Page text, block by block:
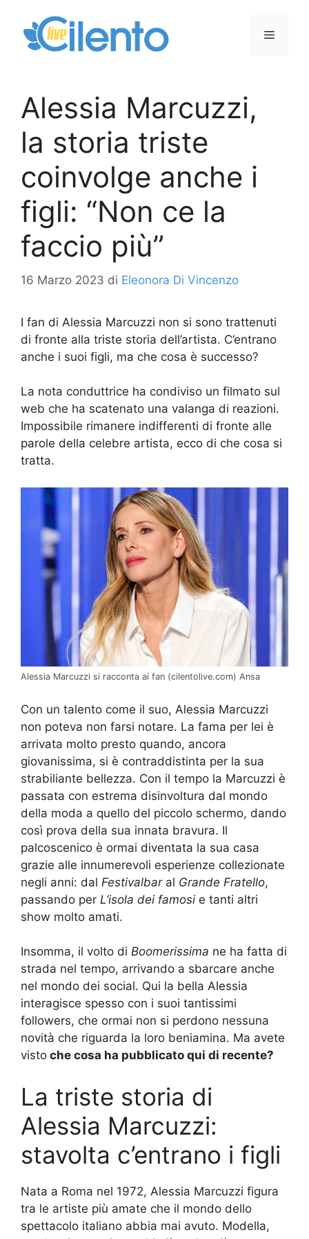
contenuto
Menu
Alessia Marcuzzi,
la storia triste
coinvolge anche i
figli: “Non ce la
faccio più”
16 Marzo 2023 di Eleonora Di Vincenzo
I fan di Alessia Marcuzzi non si sono trattenuti
di fronte alla triste storia dell’artista. C’entrano
anche i suoi figli, ma che cosa è successo?
La nota conduttrice ha condiviso un filmato sul
web che ha scatenato una valanga di reazioni.
Impossibile rimanere indifferenti di fronte alle
parole della celebre artista, ecco di che cosa si
tratta.
Alessia Marcuzzi si racconta ai fan (cilentolive.com) Ansa
Con un talento come il suo, Alessia Marcuzzi
non poteva non farsi notare. La fama per lei è
arrivata molto presto quando, ancora
giovanissima, si è contraddistinta per la sua
strabiliante bellezza. Con il tempo la Marcuzzi è
passata con estrema disinvoltura dal mondo
della moda a quello del piccolo schermo, dando
così prova della sua innata bravura. Il
palcoscenico è ormai diventata la sua casa
grazie alle innumerevoli esperienze collezionate
negli anni: dal Festivalbaral Grande Fratello,
passando per L’isola dei famosi e tanti altri
show molto amati.
Insomma, il volto di Boomerissima ne ha fatta di
strada nel tempo, arrivando a sbarcare anche
nel mondo dei social. Qui la bella Alessia
interagisce spesso con i suoi tantissimi
followers, che ormai non si perdono nessuna
novità che riguarda la loro beniamina. Ma avete
visto che cosa ha pubblicato qui di recente?
La triste storia di
Alessia Marcuzzi:
stavolta c’entrano i figli
Nata a Roma nel 1972, Alessia Marcuzzi figura
tra le artiste più amate che il mondo dello
spettacolo italiano abbia mai avuto. Modella,